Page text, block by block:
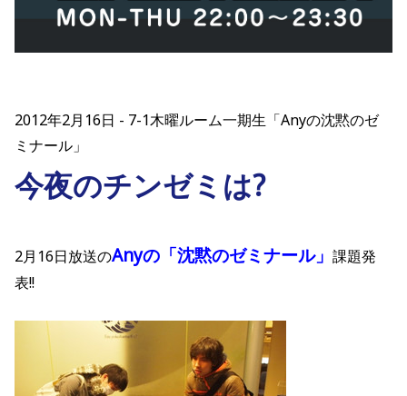
2012年2月16日
7-1木曜ルーム一期生「Anyの沈黙のゼ
ミナール」
今夜のチンゼミは?
2月16日放送のAnyの「沈黙のゼミナール」 課題発
表!!